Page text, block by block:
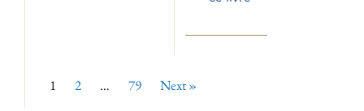
1 2 … 79 Next »